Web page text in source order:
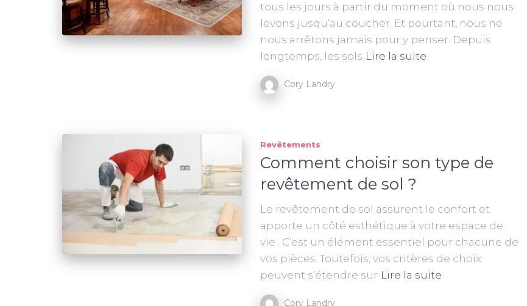
tous les jours à partir du moment où nous nous
levons jusqu’au coucher. Et pourtant, nous ne
nous arrêtons jamais pour y penser. Depuis
longtemps, les sols Lire la suite
Cory Landry
Revêtements
Comment choisir son type de
revêtement de sol ?
Le revêtement de sol assurent le confort et
apporte un côté esthétique à votre espace de
vie . C’est un élément essentiel pour chacune de
vos pièces. Toutefois, vos critères de choix
peuvent s’étendre sur Lire la suite
Cory Landry